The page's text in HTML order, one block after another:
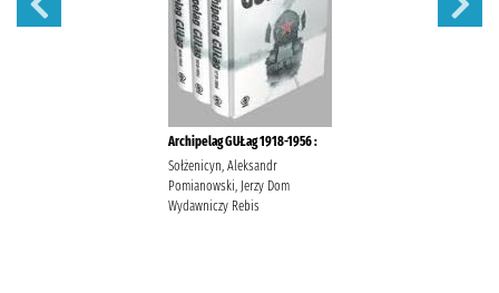
Archipelag GUŁag 1918-1956 :
Sołżenicyn, Aleksandr
Pomianowski, Jerzy Dom
Wydawniczy Rebis